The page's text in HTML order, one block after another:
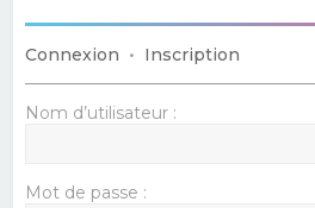
Connexion • Inscription
Nom d’utilisateur :
Mot de passe :